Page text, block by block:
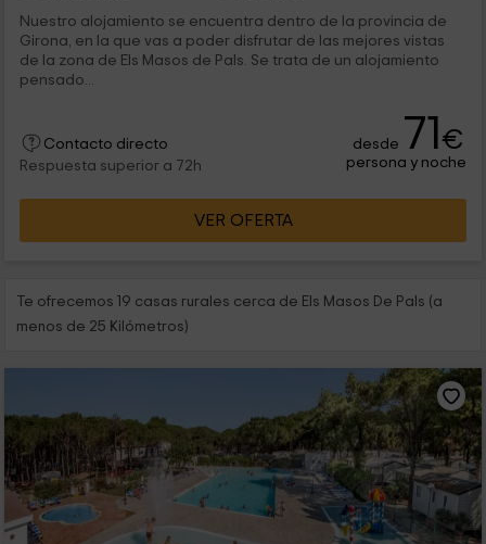
Nuestro alojamiento se encuentra dentro de la provincia de
Girona, en la que vas a poder disfrutar de las mejores vistas
de la zona de Els Masos de Pals. Se trata de un alojamiento
pensado...
Contacto directo
Respuesta superior a 72h
desde 71€
persona y noche
VER OFERTA
Te ofrecemos 19 casas rurales cerca de Els Masos De Pals (a
menos de 25 Kilómetros)